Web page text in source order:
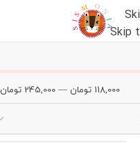
Skip
118,000 تومان —
245,000 تومان